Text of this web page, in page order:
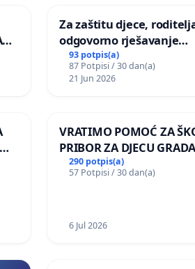
Za zaštitu djece,
odgovorno rješavanje
maloljetničkog nasilja
93 potpis(a)
87 Potpisi / 30 dan(a)
21 Jun 2026
VRATIMO POMOĆ ZA
PRIBOR ZA DJECU
290 potpis(a)
57 Potpisi / 30 dan(a)
6 Jul 2026